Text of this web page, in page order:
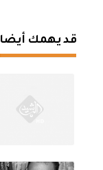
قد يهمك أيضا